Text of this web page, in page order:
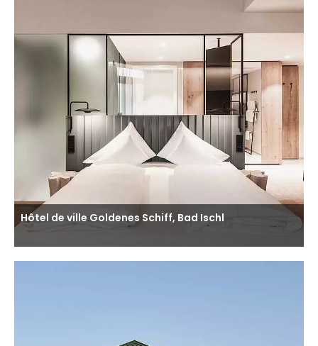
Hôtel de ville Goldenes Schiff, Bad Ischl